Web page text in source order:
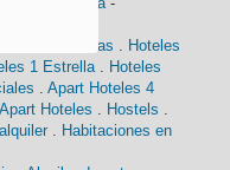
4 Estrellas . Hoteles
1 Estrella. Hoteles
. Apart Hoteles 4
Apart Hoteles . Hostels .
. Habitaciones en